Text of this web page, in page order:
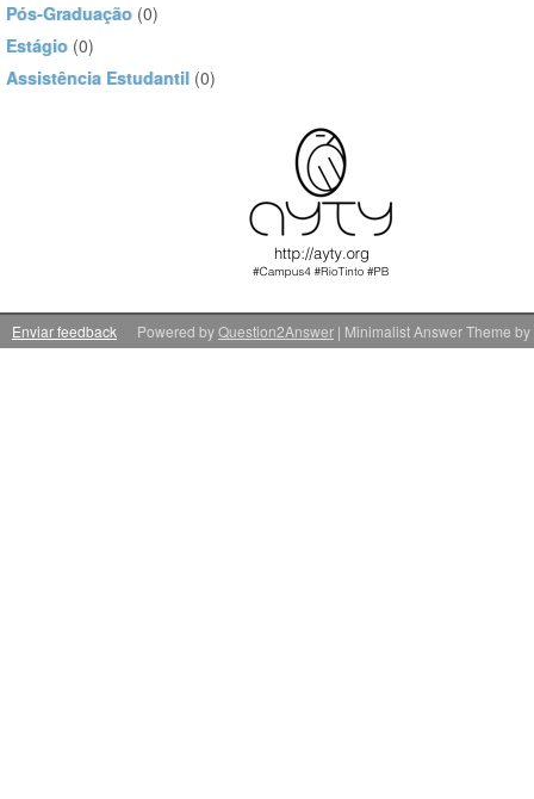
Pós-Graduação (0)
Estágio (0)
Assistência Estudantil (0)
Enviar feedback | Minimalist Answer Theme by
Powered byQuestion2Answer